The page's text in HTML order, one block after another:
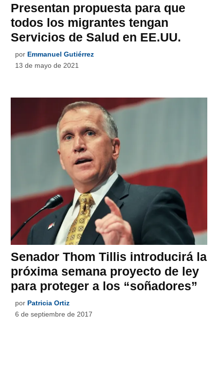
Presentan propuesta para que
todos los migrantes tengan
Servicios de Salud en EE.UU.
por Emmanuel Gutiérrez
13 de mayo de 2021
Senador Thom Tillis introducirá la
próxima semana proyecto de ley
para proteger a los “soñadores”
por Patricia Ortiz
6 de septiembre de 2017